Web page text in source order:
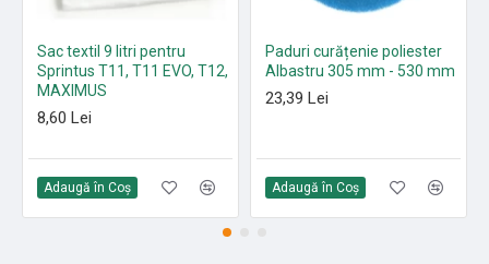
Sac textil 9 litri pentru
Sprintus T11, T11 EVO, T12,
MAXIMUS
8,60 Lei
Adaugă în Coş
Paduri curățenie poliester
Albastru 305 mm - 530 mm
23,39 Lei
Adaugă în Coş